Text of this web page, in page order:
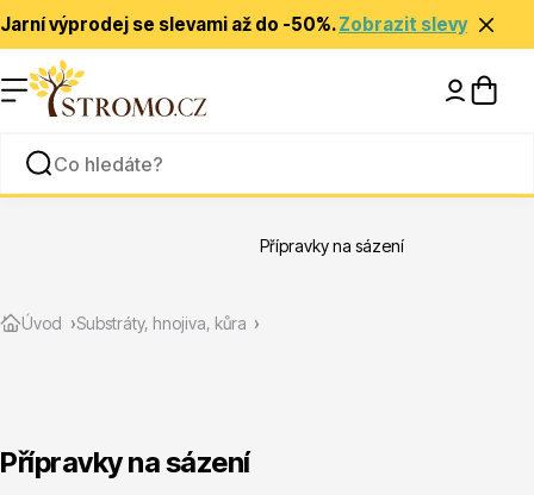
Jarní výprodej se slevami až do -50%.Zobrazit slevy
Rady a tipy
Úvod Substráty, hnojiva, kůra
Přípravky na sázení
Přípravky na sázení